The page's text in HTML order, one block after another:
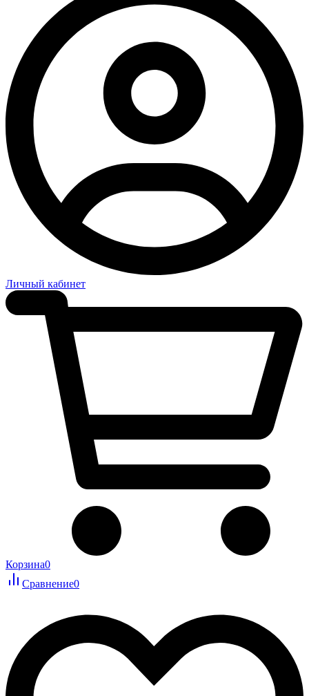
Личный кабинет
Корзина0
Сравнение0